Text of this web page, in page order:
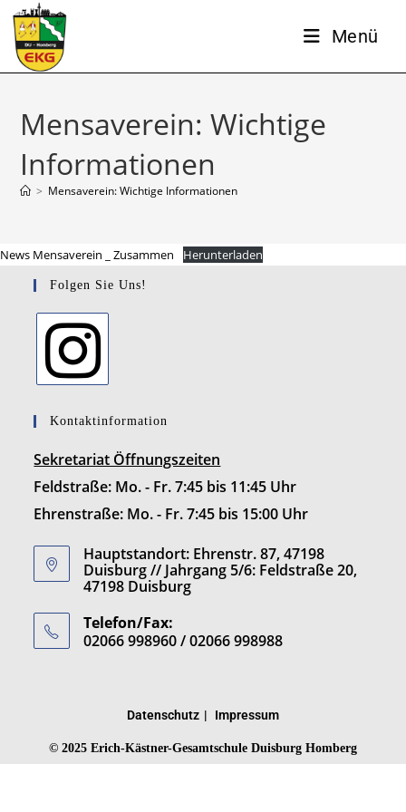
Menü
Mensaverein: Wichtige
Informationen
> Mensaverein: Wichtige Informationen
News Mensaverein _ Zusammen Herunterladen
Folgen Sie Uns!
Kontaktinformation
Sekretariat Öffnungszeiten
Feldstraße: Mo. - Fr. 7:45 bis 11:45 Uhr
Ehrenstraße: Mo. - Fr. 7:45 bis 15:00 Uhr
Hauptstandort: Ehrenstr. 87, 47198
Duisburg // Jahrgang 5/6: Feldstraße 20,
47198 Duisburg
Telefon/Fax:
02066 998960 / 02066 998988
Datenschutz Impressum
© 2025 Erich-Kästner-Gesamtschule Duisburg Homberg